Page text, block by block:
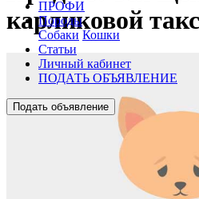
ПРОФИ
Породы
Собаки Кошки
Статьи
Личный кабинет
ПОДАТЬ ОБЪЯВЛЕНИЕ
Подать объявление
карликовой